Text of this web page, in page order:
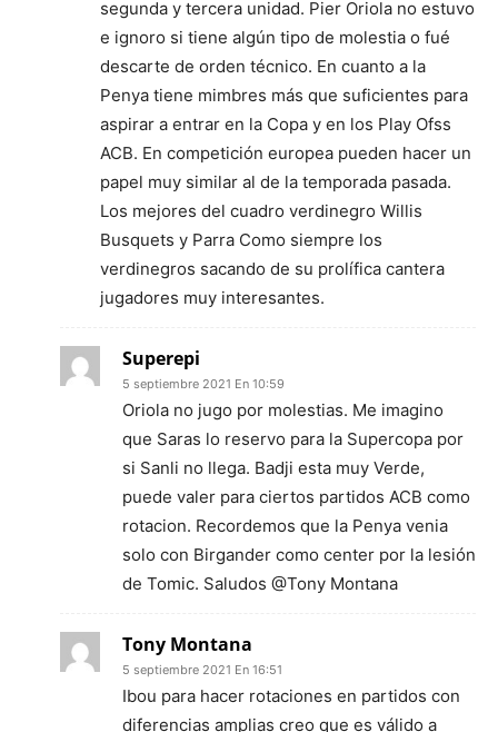
segunda y tercera unidad. Pier Oriola no estuvo
e ignoro si tiene algún tipo de molestia o fué
descarte de orden técnico. En cuanto a la
Penya tiene mimbres más que suficientes para
aspirar a entrar en la Copa y en los Play Ofss
ACB. En competición europea pueden hacer un
papel muy similar al de la temporada pasada.
Los mejores del cuadro verdinegro Willis
Busquets y Parra Como siempre los
verdinegros sacando de su prolífica cantera
jugadores muy interesantes.
Superepi
5 septiembre 2021 En 10:59
Oriola no jugo por molestias. Me imagino
que Saras lo reservo para la Supercopa por
si Sanli no llega. Badji esta muy Verde,
puede valer para ciertos partidos ACB como
rotacion. Recordemos que la Penya venia
solo con Birgander como center por la lesión
de Tomic. Saludos @Tony Montana
Tony Montana
5 septiembre 2021 En 16:51
Ibou para hacer rotaciones en partidos con
diferencias amplias creo que es válido a